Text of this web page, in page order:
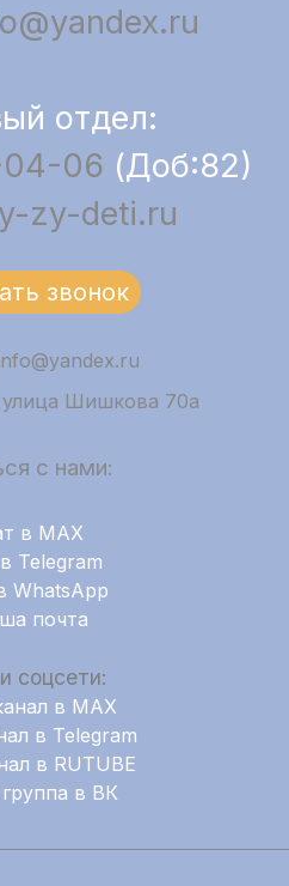
отдел:
06 (Доб:82)
zy-deti.ru
звонок
Шишкова 70а
с нами:
в MAX
Telegram
WhatsApp
почта
соцсети:
в MAX
в Telegram
в RUTUBE
в ВК